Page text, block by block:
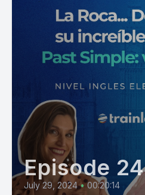
Episode 24
July 29, 2024 • 00:20:14